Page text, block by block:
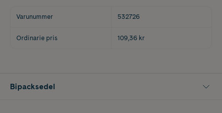
Varunummer 532726
Ordinarie pris 109,36 kr
Bipacksedel